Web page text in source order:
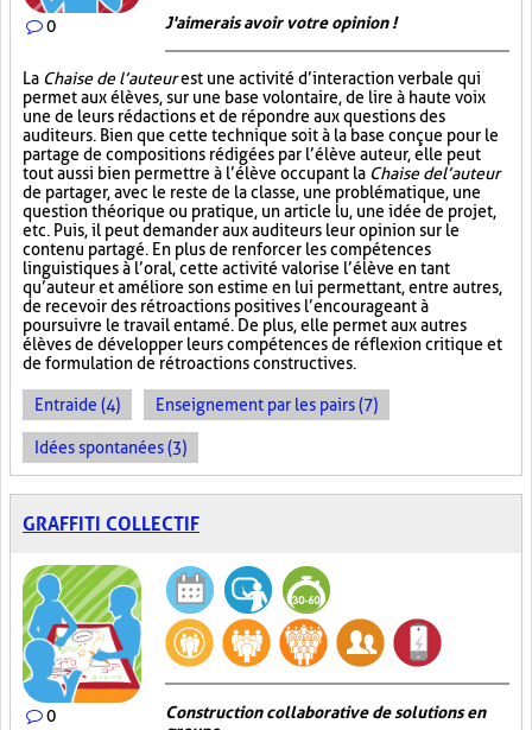
0 J'aimerais avoir votre opinion !
La Chaise de l’auteurest une activité d’interaction verbale qui
permet aux élèves, sur une base volontaire, de lire à haute voix
une de leurs rédactions et de répondre aux questions des
auditeurs. Bien que cette technique soit à la base conçue pour le
partage de compositions rédigées par l’élève auteur, elle peut
tout aussi bien permettre à l’élève occupant la Chaise de l’auteur
de partager, avec le reste de la classe, une problématique, une
question théorique ou pratique, un article lu, une idée de projet,
etc. Puis, il peut demander aux auditeurs leur opinion sur le
contenu partagé. En plus de renforcer les compétences
linguistiques à l’oral, cette activité valorise l’élève en tant
qu’auteur et améliore son estime en lui permettant, entre autres,
de recevoir des rétroactions positives l’encourageant à
poursuivre le travail entamé. De plus, elle permet aux autres
élèves de développer leurs compétences de réflexion critique et
de formulation de rétroactions constructives.
Entraide (4) Enseignement par les pairs (7)
Idées spontanées (3)
GRAFFITI COLLECTIF
0
Construction collaborative de solutions en